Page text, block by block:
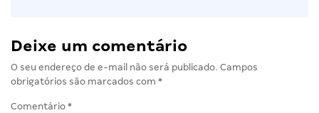
Deixe um comentário
O seu endereço de e-mail não será publicado. Campos
obrigatórios são marcados com *
Comentário *